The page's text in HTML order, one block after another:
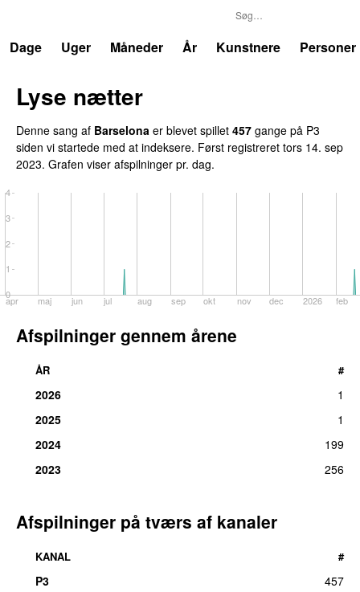
Dage
Uger Måneder År Kunstnere Personer
Lyse nætter
Denne sang af Barselona er blevet spillet 457 gange på P3
siden vi startede med at indeksere. Først registreret tors 14. sep
2023. Grafen viser afspilninger pr. dag.
apr maj jun jul aug sep okt nov dec 2026 feb
0
1
2
3
4
Afspilninger gennem årene
ÅR #
2026
1
2025
1
2024
199
2023
256
Afspilninger på tværs af kanaler
KANAL #
P3
457